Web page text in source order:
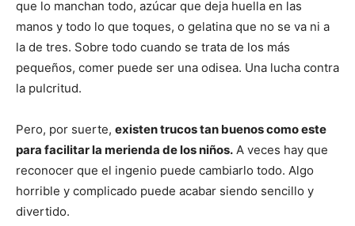
que lo manchan todo, azúcar que deja huella en las
manos y todo lo que toques, o gelatina que no se va ni a
la de tres. Sobre todo cuando se trata de los más
pequeños, comer puede ser una odisea. Una lucha contra
la pulcritud.
Pero, por suerte, existen trucos tan buenos como este
para facilitar la merienda de los niños. A veces hay que
reconocer que el ingenio puede cambiarlo todo. Algo
horrible y complicado puede acabar siendo sencillo y
divertido.